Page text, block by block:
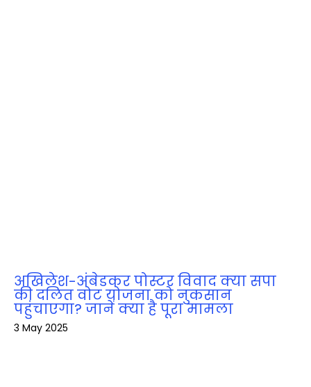
अखिलेश-अंबेडकर पोस्टर विवाद क्या सपा
की दलित वोट योजना को नुकसान
पहुंचाएगा? जानें क्या है पूरा मामला
3 May 2025